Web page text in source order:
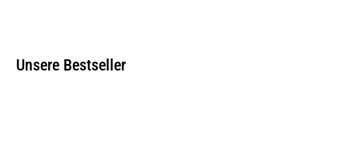
Unsere Bestseller